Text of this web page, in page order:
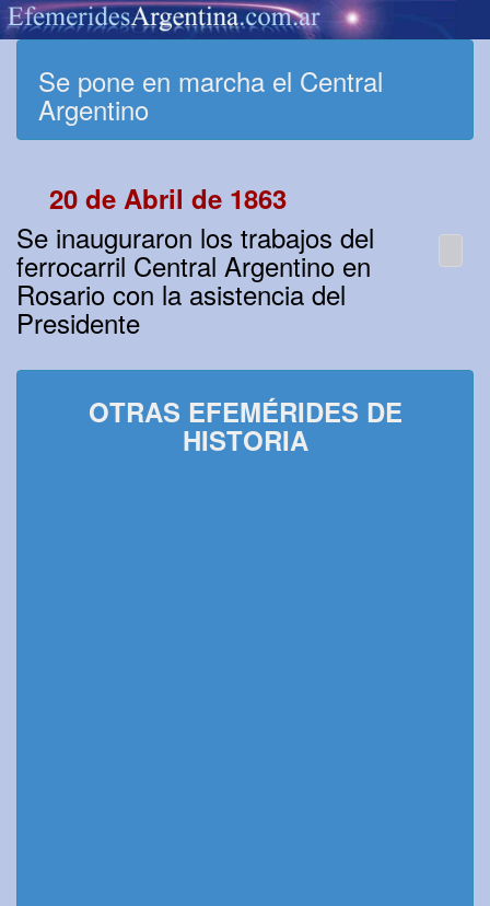
Se pone en marcha el Central
Argentino
20 de Abril de 1863
Se inauguraron los trabajos del
ferrocarril Central Argentino en
Rosario con la asistencia del
Presidente
OTRAS EFEMÉRIDES DE
HISTORIA